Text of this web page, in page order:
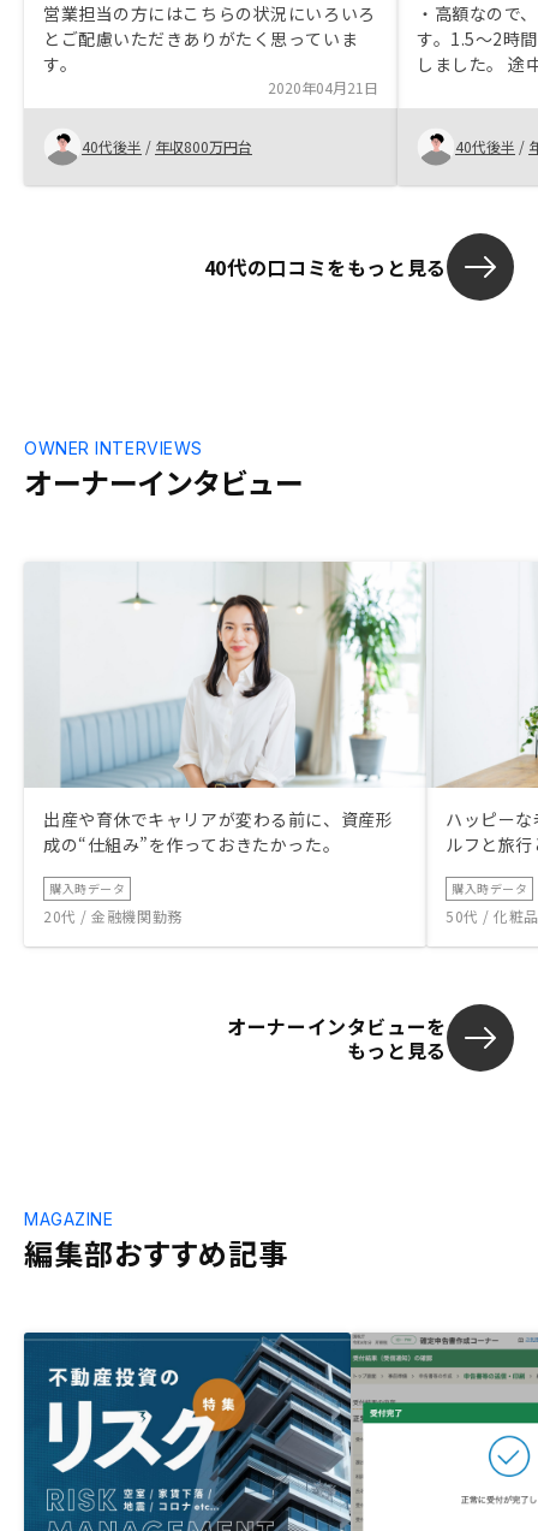
営業担当の方にはこちらの状況にいろいろ
とご配慮いただきありがたく思っていま
す。
2020年04月21日
40代後半 / 年収800万円台
・高額なので
す。1.5～2時
しました。 途
いったん保留
「ご本人の納
しゃって、ち
・わりと著名
でもないので
うで、勝手に
を聞いていく
しているのに
と感じました
かりなので、
かりませんが
じることがで
弱点だと感じ
に、あせらず
が、地震保険
ました。逆に
の点くらいだ
最初の物件へ
ころで、「も
かけられまし
ました。 ・公
当の方が知ら
ます。そこは
方がいいと思
ト！せこい！
たね。職場も
アマゾンギフ
ゃんと社内で
がいいと感じ
40代後半 /
40代の口コミをもっと見る
オーナーインタビュー
OWNER INTERVIEWS
出産や育休でキャリアが変わる前に、資産形
成の“仕組み”を作っておきたかった。
購入時データ
20代 / 金融機関勤務
ハッピー
ルフと旅
購入時データ
50代 / 化粧
オーナーインタビューを
もっと見る
編集部おすすめ記事
MAGAZINE